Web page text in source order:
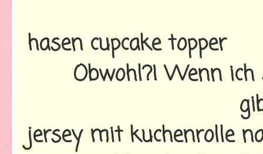
hasen cupcake topper
Obwohl?! Wenn
jersey mit kuchenrolle